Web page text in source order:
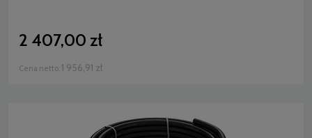
2 407,00 zł
Cena netto: 1 956,91 zł